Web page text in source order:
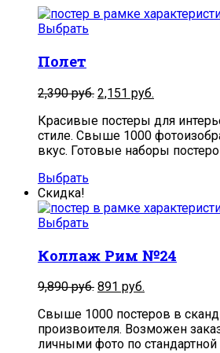
Выбрать
Полет
2,390руб. 2,151 руб.
Красивые постеры для
стиле. Свыше 1000
вкус. Готовые наборы
Выбрать
Скидка!
Выбрать
Коллаж Рим №24
9,890руб. 891 руб.
Свыше 1000 постеров в
произвоителя. Возможен
личными фото по